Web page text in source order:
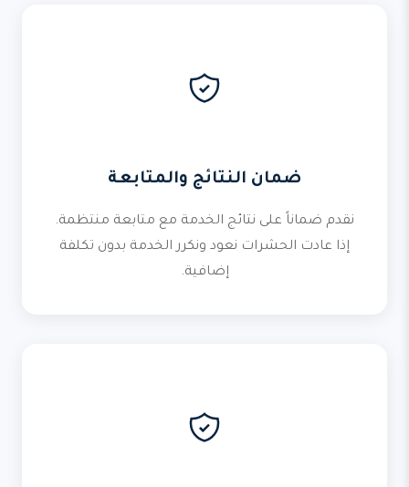
ضمان النتائج والمتابعة
نقدم ضماناً على نتائج الخدمة مع متابعة منتظمة.
إذا عادت الحشرات نعود ونكرر الخدمة بدون تكلفة
إضافية.